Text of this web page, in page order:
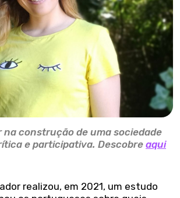
na construção de uma sociedade
e participativa. Descobre aqui
realizou, em 2021, um estudo